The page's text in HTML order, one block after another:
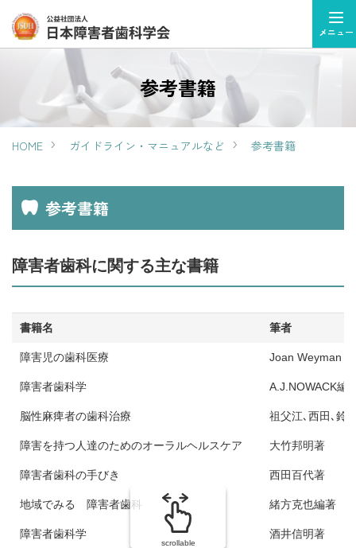
メニュー
参考書籍
HOME ガイドライン・マニュアルなど 参考書籍
参考書籍
障害者歯科に関する主な書籍
書籍名 筆者
障害児の歯科医療 Joan Weyman
障害者歯科学 A.J.NOWACK編
脳性麻痺者の歯科治療 祖父江､西田､鈴
障害を持つ人達のためのオーラルヘルスケア 大竹邦明著
障害者歯科の手びき 西田百代著
地域でみる 障害者歯科 緒方克也編著
障害者歯科学 酒井信明著
scrollable